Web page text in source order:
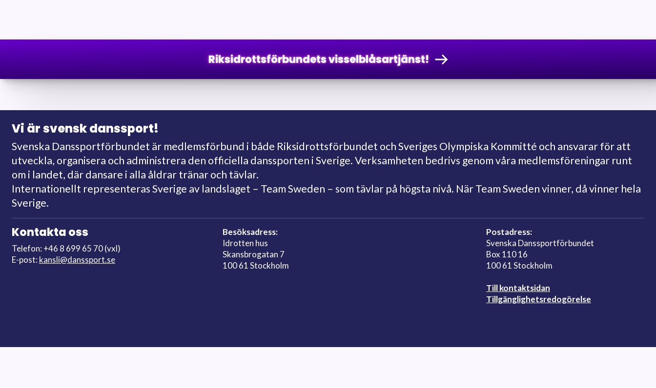
Riksidrottsförbundets visselblåsartjänst!
Vi är svensk danssport!
Svenska Danssportförbundet är medlemsförbund i både Riksidrottsförbundet och Sveriges Olympiska Kommitté och ansvarar för att
utveckla, organisera och administrera den officiella danssporten i Sverige. Verksamheten bedrivs genom våra medlemsföreningar runt
om i landet, där dansare i alla åldrar tränar och tävlar.
Internationellt representeras Sverige av landslaget – Team Sweden – som tävlar på högsta nivå. När Team Sweden vinner, då vinner hela
Sverige.
Kontakta oss
Telefon: +46 8 699 65 70 (vxl)
E-post: kansli@danssport.se
Besöksadress:
Idrotten hus
Skansbrogatan 7
100 61 Stockholm
Postadress:
Svenska Danssportförbundet
Box 110 16
100 61 Stockholm
Till kontaktsidan
Tillgänglighetsredogörelse